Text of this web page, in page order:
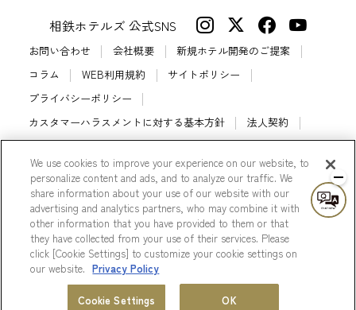
会員プログラム
相鉄ホテルズ 公式SNS
お問い合わせ 会社概要
新規ホテル開発のご提案
コラム
WEB利用規約
サイトポリシー
プライバシーポリシー
カスタマーハラスメントに対する基本方針
法人契約
宿泊約款
会員規約
サイトマップ
相鉄ホテルズ パートナーホテル加盟募集のご案内
採用情報
Cookie Settings
© Sotetsu Hotel Management CO., LTD.
We use cookies to improve your experience on our website, to
personalize content and ads, and to analyze our traffic. We
share information about your use of our website with our
advertising and analytics partners, who may combine it with
other information that you have provided to them or that
they have collected from your use of their services. Please
click [Cookie Settings] to customize your cookie settings on
our website. Privacy Policy
Cookie Settings OK